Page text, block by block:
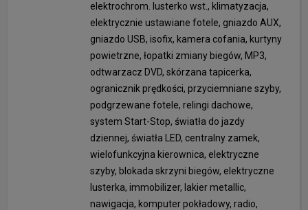
elektrochrom. lusterko wst., klimatyzacja,
elektrycznie ustawiane fotele, gniazdo AUX,
gniazdo USB, isofix, kamera cofania, kurtyny
powietrzne, łopatki zmiany biegów, MP3,
odtwarzacz DVD, skórzana tapicerka,
ogranicznik prędkości, przyciemniane szyby,
podgrzewane fotele, relingi dachowe,
system Start-Stop, światła do jazdy
dziennej, światła LED, centralny zamek,
wielofunkcyjna kierownica, elektryczne
szyby, blokada skrzyni biegów, elektryczne
lusterka, immobilizer, lakier metallic,
nawigacja, komputer pokładowy, radio,